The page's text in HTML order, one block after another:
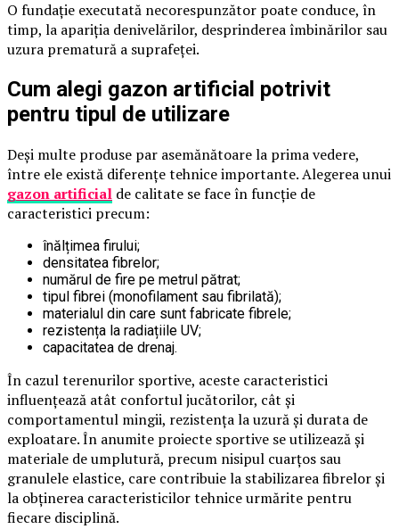
O fundație executată necorespunzător poate conduce, în
timp, la apariția denivelărilor, desprinderea îmbinărilor sau
uzura prematură a suprafeței.
Cum alegi gazon artificial potrivit
pentru tipul de utilizare
Deși multe produse par asemănătoare la prima vedere,
între ele există diferențe tehnice importante. Alegerea unui
gazon artificial de calitate se face în funcție de
caracteristici precum:
înălțimea firului;
densitatea fibrelor;
numărul de fire pe metrul pătrat;
tipul fibrei (monofilament sau fibrilată);
materialul din care sunt fabricate fibrele;
rezistența la radiațiile UV;
capacitatea de drenaj.
În cazul terenurilor sportive, aceste caracteristici
influențează atât confortul jucătorilor, cât și
comportamentul mingii, rezistența la uzură și durata de
exploatare. În anumite proiecte sportive se utilizează și
materiale de umplutură, precum nisipul cuarțos sau
granulele elastice, care contribuie la stabilizarea fibrelor și
la obținerea caracteristicilor tehnice urmărite pentru
fiecare disciplină.